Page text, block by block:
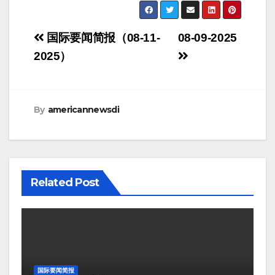
Post
navigation
08-09-2025
国际要闻简报（08-11-
2025）
By americannewsdi
Related Post
国际要闻简报